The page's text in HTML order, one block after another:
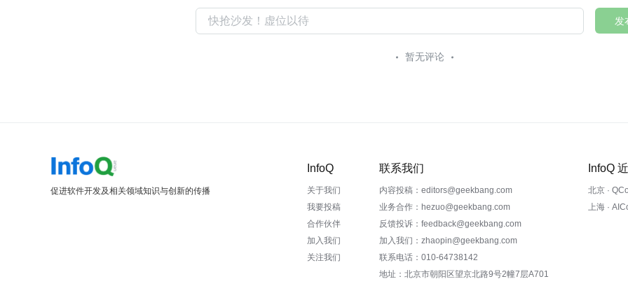
发
暂无评论
促进软件开发及相关领域知识与创新的传播
InfoQ
关于我们
我要投稿
合作伙伴
加入我们
关注我们
联系我们
内容投稿：editors@geekbang.com
业务合作：hezuo@geekbang.com
反馈投诉：feedback@geekbang.com
加入我们：zhaopin@geekbang.com
联系电话：010-64738142
地址：北京市朝阳区望京北路9号2幢7层A701
InfoQ
北京 ·
上海 ·